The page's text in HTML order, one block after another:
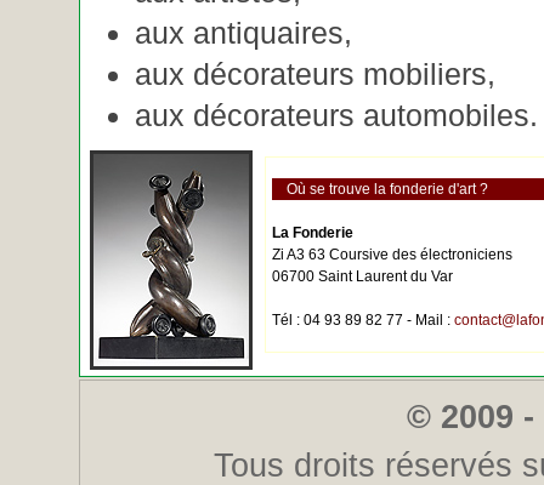
aux antiquaires,
aux décorateurs mobiliers,
aux décorateurs automobiles.
Où se trouve la fonderie d'art ?
La Fonderie
Zi A3 63 Coursive des électroniciens
06700 Saint Laurent du Var
Tél : 04 93 89 82 77 - Mail :
© 2009
Tous droits réservés